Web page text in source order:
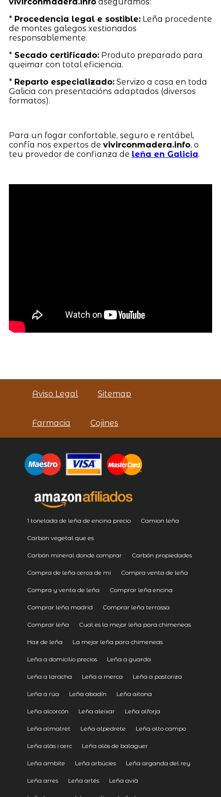
* Procedencia legal e sostible:Leña procedente
de montes galegos xestionados
responsablemente.
* Secado certificado:Produto preparado para
queimar con total eficiencia.
* Reparto especializado:Servizo a casa en toda
Galicia con presentacións adaptados (diversos
formatos).
Para un fogar confortable, seguro e rentábel,
confía nos expertos de vivirconmadera.info, o
teu provedor de confianza de leña en Galicia.
Aviso Legal Sitemap
Farmacia Cojines
1 tonelada de leña de encina precio Camion leña
Carbon vegetal que es
Carbón mineral donde comprar Carbón propiedades
Compra de leña cerca de mi Compra venta de leña
Compra y venta de leña Comprar leña encina
Comprar leña madrid Comprar leña terrassa
Comprar leña Cual es la mejor leña para chimeneas
Haz de leña La mejor leña para chimeneas
Leña a domicilio precios Leña a guarda
Leña a laracha Leña a merca Leña a pastoriza
Leña a rúa Leña abadín Leña aitona
Leña alcorcón Leña aleixar Leña alforja
Leña almatret Leña alpedrete Leña alto campo
Leña alàs i cerc Leña alòs de balaguer
Leña ambite Leña arbúcies Leña arganda del rey
Leña arres Leña artés Leña avià